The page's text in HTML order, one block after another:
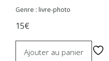
Genre : livre-photo
15€
Ajouter au panier